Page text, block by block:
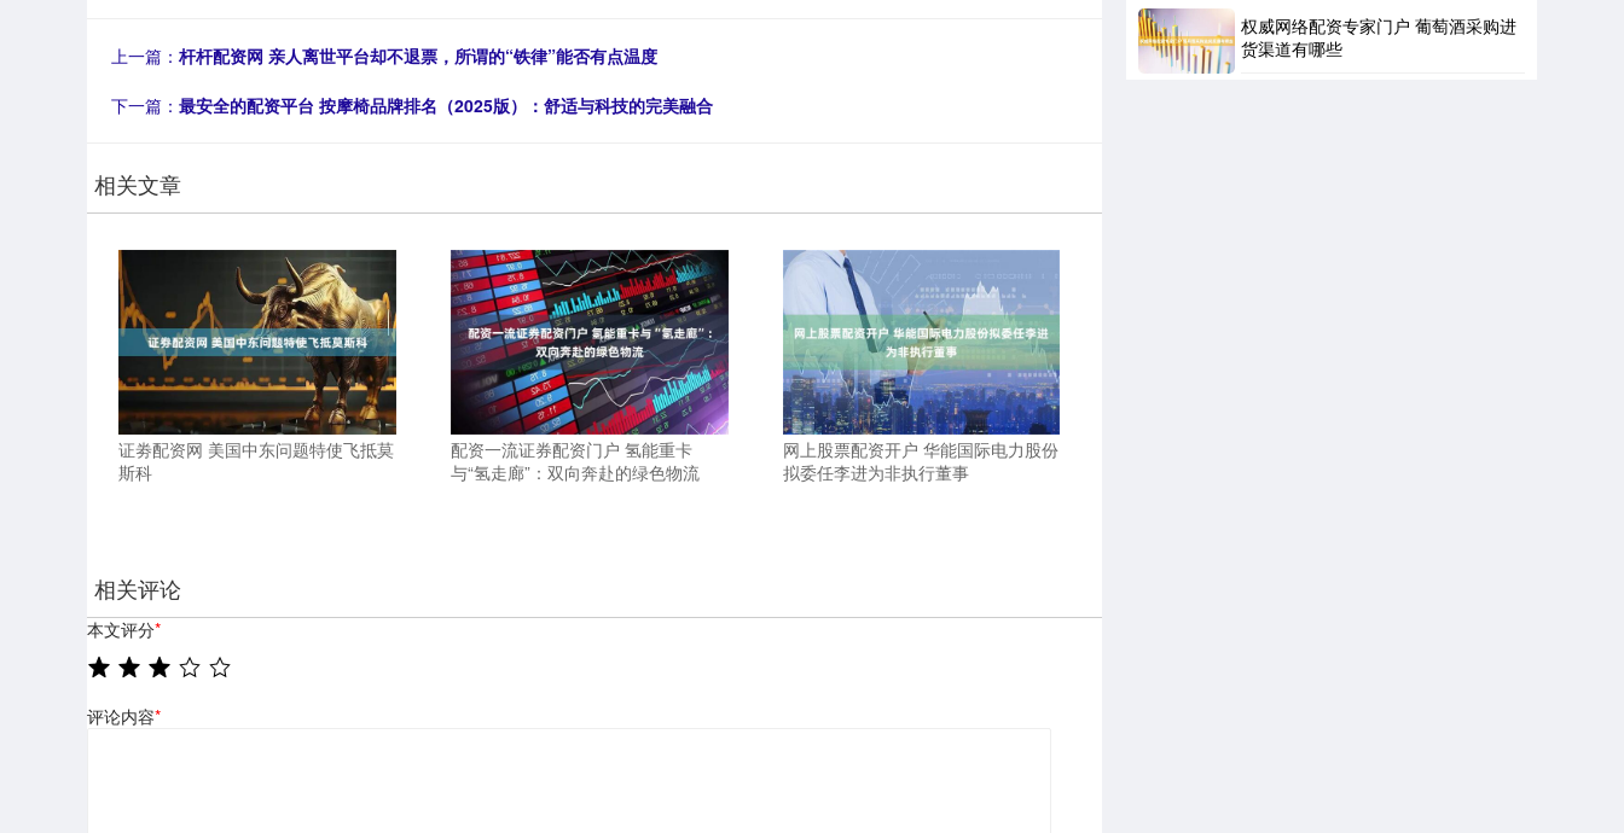
上一篇： 杆杆配资网 亲人离世平台却不退票，所谓的“铁律”能否有点温度
下一篇： 最安全的配资平台 按摩椅品牌排名（2025版）：舒适与科技的完美融合
相关文章
证劵配资网 美国中东问题特使飞抵莫
斯科
配资一流证券配资门户 氢能重卡
与“氢走廊”：双向奔赴的绿色物流
网上股票配资开户 华能国际电力股份
拟委任李进为非执行董事
相关评论
本文评分*
评论内容*
权威网络配资专家门户 葡萄酒采购进
货渠道有哪些